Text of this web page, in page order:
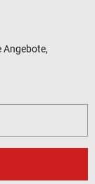
Angebote,